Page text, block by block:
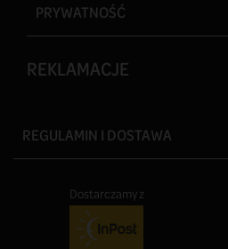
PRYWATNOŚĆ
REKLAMACJE
REGULAMIN I DOSTAWA
Dostarczamy z